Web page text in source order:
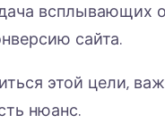
всплывающих
сайта.
этой цели,
нюанс.